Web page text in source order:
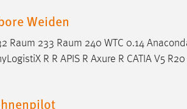
Weiden
Raum 233 Raum 240 WTC 0.14
R R APIS R Axure R CATIA V5 R20